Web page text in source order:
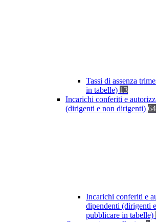
Tassi di assenza
in tabelle) 13
Incarichi conferiti e
(dirigenti e non dirigenti) 64
Incarichi conferiti e
dipendenti (dirigenti
pubblicare in tabelle)